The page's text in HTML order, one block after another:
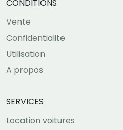
CONDITIONS
Vente
Confidentialite
Utilisation
A propos
SERVICES
Location voitures